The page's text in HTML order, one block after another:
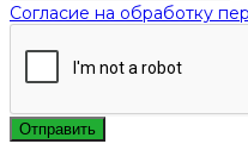
Согласие на обработку
Отправить